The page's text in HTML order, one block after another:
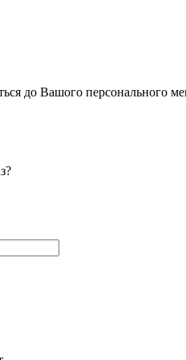
до Вашого персонального